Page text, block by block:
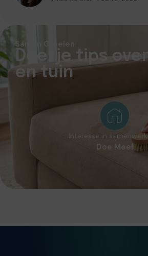
Samen Groeien
Deel je tips
en tuin
Interesse in
Doe Mee!